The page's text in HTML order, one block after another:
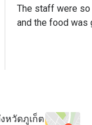
The staff were
and the food was
หวัดภูเก็ต